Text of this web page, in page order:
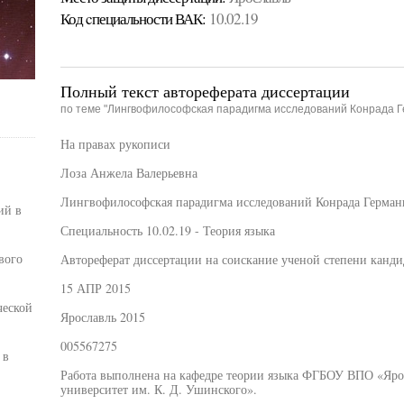
Код cпециальности ВАК: 10.02.19
Полный текст автореферата диссертации
по теме "Лингвофилософская парадигма исследований Конрада
На правах рукописи
Лоза Анжела Валерьевна
Лингвофилософская парадигма исследований Конрада
Специальность 10.02.19 - Теория языка
Автореферат диссертации на соискание ученой степени
15 АПР 2015
Ярославль 2015
005567275
Работа выполнена на кафедре теории языка ФГБОУ ВПО
университет им. К. Д. Ушинского».
в